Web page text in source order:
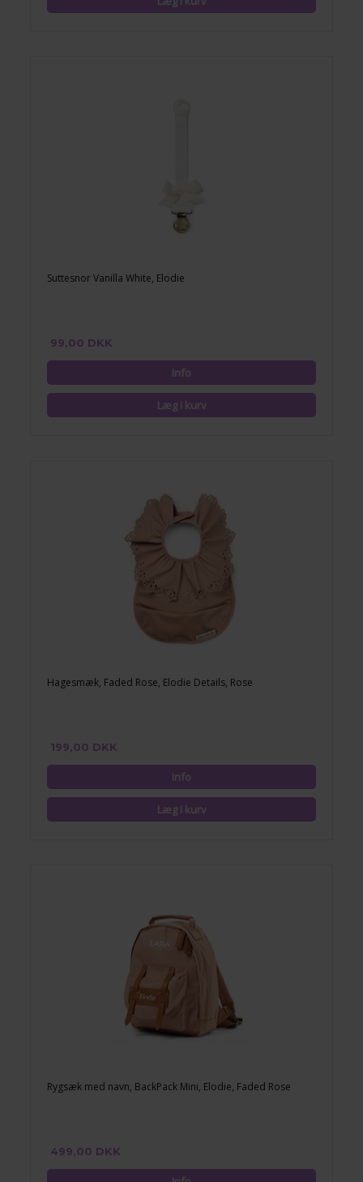
Suttesnor Vanilla White, Elodie
99,00 DKK
Hagesmæk, Faded Rose, Elodie Details, Rose
199,00 DKK
Rygsæk med navn, BackPack Mini, Elodie, Faded Rose
499,00 DKK